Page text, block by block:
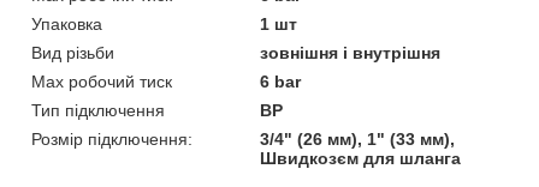
Упаковка
1 шт
Вид різьби
зовнішня і внутрішня
Max робочий тиск
6 bar
Тип підключення
ВР
Розмір підключення:
3/4" (26 мм), 1" (33 мм),
Швидкозєм для шланга